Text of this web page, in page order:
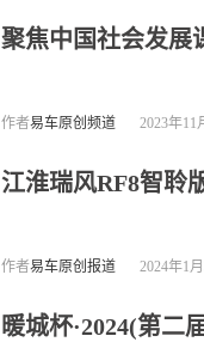
聚焦中国社会发展
作者易车原创频道 2023年11
江淮瑞风RF8智聆
作者易车原创报道 2024年1
暖城杯·2024(第二